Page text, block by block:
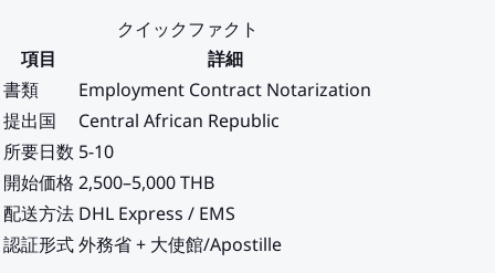
クイックファクト
項目
詳細
書類
Employment Contract Notarization
提出国
Central African Republic
所要日数 5-10
開始価格 2,500–5,000 THB
配送方法 DHL Express / EMS
認証形式外務省 + 大使館/Apostille